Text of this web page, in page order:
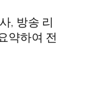
, 방송 리
약하여 전